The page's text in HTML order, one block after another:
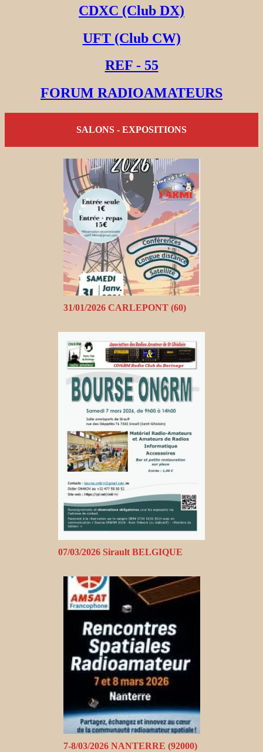
CDXC (Club DX)
UFT (Club CW)
REF - 55
FORUM RADIOAMATEURS
SALONS - EXPOSITIONS
31/01/2026 CARLEPONT (60)
07/03/2026 Sirault BELGIQUE
7-8/03/2026 NANTERRE (92000)